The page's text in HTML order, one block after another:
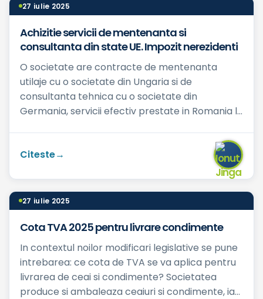
27 iulie 2025
Achizitie servicii de mentenanta si
consultanta din state UE. Impozit nerezidenti
O societate are contracte de mentenanta
utilaje cu o societate din Ungaria si de
consultanta tehnica cu o societate din
Germania, servicii efectiv prestate in Romania la
Citeste
27 iulie 2025
Cota TVA 2025 pentru livrare condimente
In contextul noilor modificari legislative se pune
intrebarea: ce cota de TVA se va aplica pentru
livrarea de ceai si condimente? Societatea
produce si ambaleaza ceaiuri si condimente, iar